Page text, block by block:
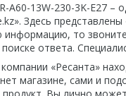
13W-230-3K-E27 –
Здесь
информацию, то
ответа.
«Ресанта»
магазине, сами и